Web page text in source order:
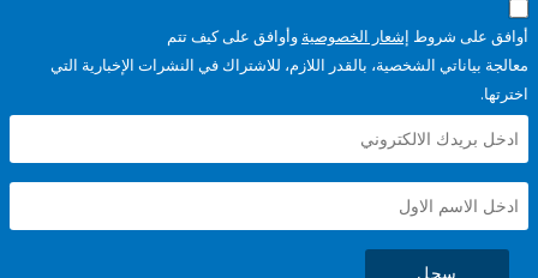
شروطإشعار الخصوصيةوأوافق على كيف تتم
الشخصية، بالقدر اللازم، للاشتراك في النشرات الإخبارية التي